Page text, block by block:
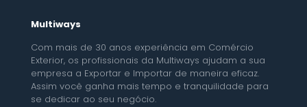
Multiways
Com mais de 30 anos experiência em Comércio
Exterior, os profissionais da Multiways ajudam a sua
empresa a Exportar e Importar de maneira eficaz.
Assim você ganha mais tempo e tranquilidade para
se dedicar ao seu negócio.